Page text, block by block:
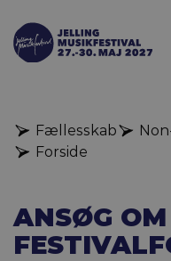
Fællesskab
Forside
ANSØG